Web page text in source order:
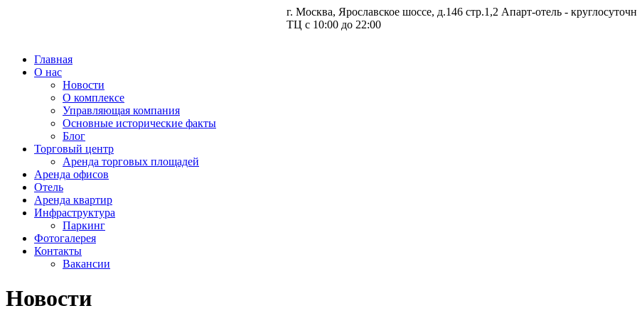
г. Москва, Ярославское шоссе, д.146 стр.1,2 Апарт-отель -
ТЦ с 10:00 до 22:00
Главная
О нас
Новости
О комплексе
Управляющая компания
Основные исторические факты
Блог
Торговый центр
Аренда торговых площадей
Аренда офисов
Отель
Аренда квартир
Инфраструктура
Паркинг
Фотогалерея
Контакты
Вакансии
Новости